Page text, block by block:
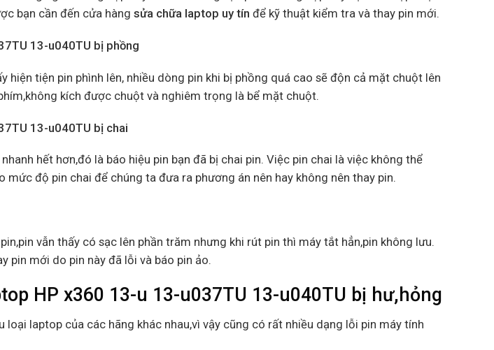
bạn cần đến cửa hàng sửa chữa laptop uy tín để kỹ thuật kiểm tra và thay pin mới.
13-u040TU bị phồng
hiện tiện pin phình lên, nhiều dòng pin khi bị phồng quá cao sẽ độn cả mặt chuột lên
kích được chuột và nghiêm trọng là bể mặt chuột.
13-u040TU bị chai
hết hơn,đó là báo hiệu pin bạn đã bị chai pin. Việc pin chai là việc không thể
mức độ pin chai để chúng ta đưa ra phương án nên hay không nên thay pin.
vẫn thấy có sạc lên phần trăm nhưng khi rút pin thì máy tắt hẳn,pin không lưu.
pin mới do pin này đã lỗi và báo pin ảo.
HP x360 13-u 13-u037TU 13-u040TU bị hư,hỏng
laptop của các hãng khác nhau,vì vậy cũng có rất nhiều dạng lỗi pin máy tính